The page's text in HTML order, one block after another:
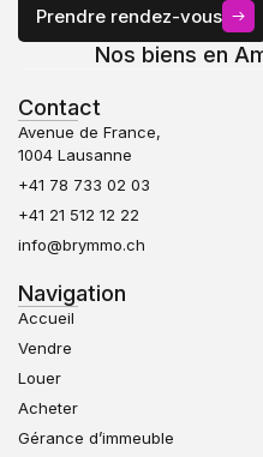
Prendre rendez-vous
Nos biens en
Contact
Avenue de France,
1004 Lausanne
+41 78 733 02 03
+41 21 512 12 22
info@brymmo.ch
Navigation
Accueil
Vendre
Louer
Acheter
Gérance d’immeuble